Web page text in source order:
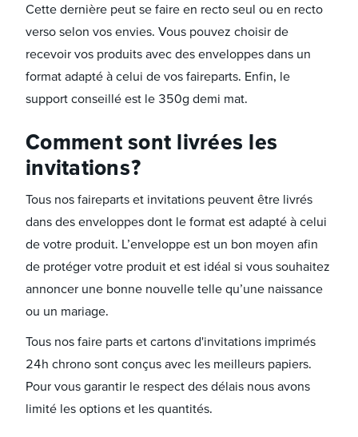
Cette dernière peut se faire en recto seul ou en recto
verso selon vos envies. Vous pouvez choisir de
recevoir vos produits avec des enveloppes dans un
format adapté à celui de vos faireparts. Enfin, le
support conseillé est le 350g demi mat.
Comment sont livrées les
invitations ?
Tous nos faireparts et invitations peuvent être livrés
dans des enveloppes dont le format est adapté à celui
de votre produit. L’enveloppe est un bon moyen afin
de protéger votre produit et est idéal si vous souhaitez
annoncer une bonne nouvelle telle qu’une naissance
ou un mariage.
Tous nos faire parts et cartons d'invitations imprimés
24h chrono sont conçus avec les meilleurs papiers.
Pour vous garantir le respect des délais nous avons
limité les options et les quantités.